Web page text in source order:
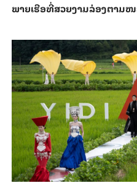
ພາຍ​ເຮືອທີ່​ສວຍ​ງາມ​ລ່ອງ​ຕາມ​​